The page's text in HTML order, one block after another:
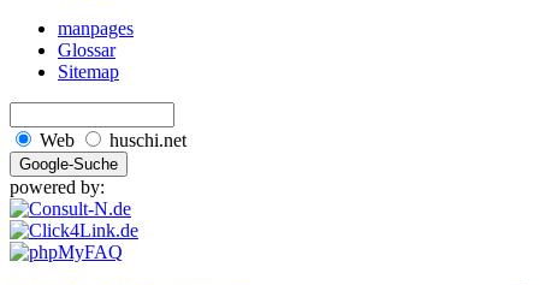
manpages
Glossar
Sitemap
Web huschi.net
powered by: